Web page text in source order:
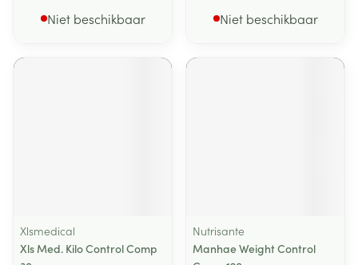
Niet beschikbaar Niet beschikbaar
Xlsmedical
Xls Med. Kilo Control Comp
Nutrisante
Manhae Weight Control